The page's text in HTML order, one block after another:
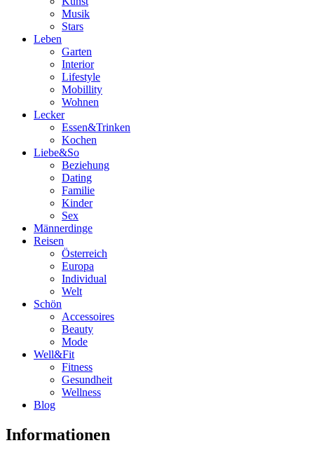
Musik
Stars
Leben
Garten
Interior
Lifestyle
Mobillity
Wohnen
Lecker
Essen&Trinken
Kochen
Liebe&So
Beziehung
Dating
Familie
Kinder
Sex
Männerdinge
Reisen
Österreich
Europa
Individual
Welt
Schön
Accessoires
Beauty
Mode
Well&Fit
Fitness
Gesundheit
Wellness
Blog
Informationen